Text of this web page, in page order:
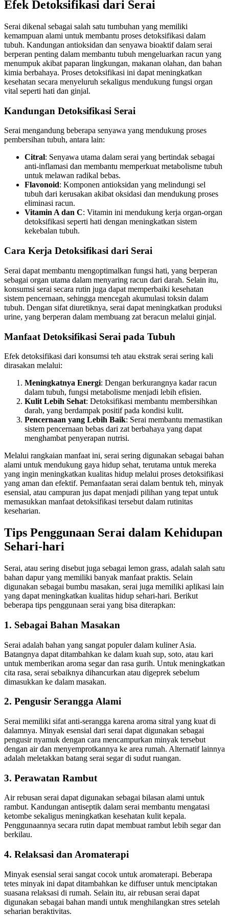
Efek Detoksifikasi dari Serai
Serai dikenal sebagai salah satu tumbuhan yang memiliki
kemampuan alami untuk membantu proses detoksifikasi dalam
tubuh. Kandungan antioksidan dan senyawa bioaktif dalam serai
berperan penting dalam membantu tubuh mengeluarkan racun yang
menumpuk akibat paparan lingkungan, makanan olahan, dan bahan
kimia berbahaya. Proses detoksifikasi ini dapat meningkatkan
kesehatan secara menyeluruh sekaligus mendukung fungsi organ
vital seperti hati dan ginjal.
Kandungan Detoksifikasi Serai
Serai mengandung beberapa senyawa yang mendukung proses
pembersihan tubuh, antara lain:
Citral: Senyawa utama dalam serai yang bertindak sebagai
anti-inflamasi dan membantu memperkuat metabolisme tubuh
untuk melawan radikal bebas.
Flavonoid: Komponen antioksidan yang melindungi sel
tubuh dari kerusakan akibat oksidasi dan mendukung proses
eliminasi racun.
Vitamin A dan C: Vitamin ini mendukung kerja organ-organ
detoksifikasi seperti hati dengan meningkatkan sistem
kekebalan tubuh.
Cara Kerja Detoksifikasi dari Serai
Serai dapat membantu mengoptimalkan fungsi hati, yang berperan
sebagai organ utama dalam menyaring racun dari darah. Selain itu,
konsumsi serai secara rutin juga dapat memperbaiki kesehatan
sistem pencernaan, sehingga mencegah akumulasi toksin dalam
tubuh. Dengan sifat diuretiknya, serai dapat meningkatkan produksi
urine, yang berperan dalam membuang zat beracun melalui ginjal.
Manfaat Detoksifikasi Serai pada Tubuh
Efek detoksifikasi dari konsumsi teh atau ekstrak serai sering kali
dirasakan melalui:
Meningkatnya Energi: Dengan berkurangnya kadar racun
dalam tubuh, fungsi metabolisme menjadi lebih efisien.
Kulit Lebih Sehat: Detoksifikasi membantu membersihkan
darah, yang berdampak positif pada kondisi kulit.
Pencernaan yang Lebih Baik: Serai membantu memastikan
sistem pencernaan bebas dari zat berbahaya yang dapat
menghambat penyerapan nutrisi.
Melalui rangkaian manfaat ini, serai sering digunakan sebagai bahan
alami untuk mendukung gaya hidup sehat, terutama untuk mereka
yang ingin meningkatkan kualitas hidup melalui proses detoksifikasi
yang aman dan efektif. Pemanfaatan serai dalam bentuk teh, minyak
esensial, atau campuran jus dapat menjadi pilihan yang tepat untuk
memasukkan manfaat detoksifikasi tersebut dalam rutinitas
keseharian.
Tips Penggunaan Serai dalam Kehidupan
Sehari-hari
Serai, atau sering disebut juga sebagai lemon grass, adalah salah satu
bahan dapur yang memiliki banyak manfaat praktis. Selain
digunakan sebagai bumbu masakan, serai juga memiliki aplikasi lain
yang dapat meningkatkan kualitas hidup sehari-hari. Berikut
beberapa tips penggunaan serai yang bisa diterapkan:
1. Sebagai Bahan Masakan
Serai adalah bahan yang sangat populer dalam kuliner Asia.
Batangnya dapat ditambahkan ke dalam kuah sup, soto, atau kari
untuk memberikan aroma segar dan rasa gurih. Untuk meningkatkan
cita rasa, serai sebaiknya dihancurkan atau digeprek sebelum
dimasukkan ke dalam masakan.
2. Pengusir Serangga Alami
Serai memiliki sifat anti-serangga karena aroma sitral yang kuat di
dalamnya. Minyak esensial dari serai dapat digunakan sebagai
pengusir nyamuk dengan cara mencampurkan minyak tersebut
dengan air dan menyemprotkannya ke area rumah. Alternatif lainnya
adalah meletakkan batang serai segar di sudut ruangan.
3. Perawatan Rambut
Air rebusan serai dapat digunakan sebagai bilasan alami untuk
rambut. Kandungan antiseptik dalam serai membantu mengatasi
ketombe sekaligus meningkatkan kesehatan kulit kepala.
Penggunaannya secara rutin dapat membuat rambut lebih segar dan
berkilau.
4. Relaksasi dan Aromaterapi
Minyak esensial serai sangat cocok untuk aromaterapi. Beberapa
tetes minyak ini dapat ditambahkan ke diffuser untuk menciptakan
suasana relaksasi di rumah. Selain itu, air rebusan serai dapat
digunakan sebagai bahan mandi untuk menghilangkan stres setelah
seharian beraktivitas.